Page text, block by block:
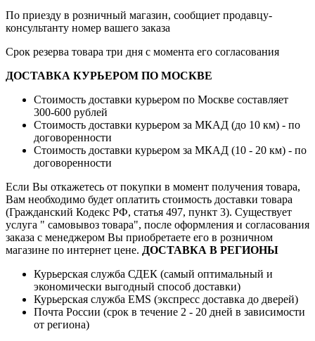
По приезду в розничный магазин, сообщиет продавцу-
консультанту номер вашего заказа
Срок резерва товара три дня с момента его согласования
ДОСТАВКА КУРЬЕРОМ ПО МОСКВЕ
Стоимость доставки курьером по Москве составляет
300-600 рублей
Стоимость доставки курьером за МКАД (до 10 км) - по
договоренности
Стоимость доставки курьером за МКАД (10 - 20 км) - по
договоренности
Если Вы откажетесь от покупки в момент получения товара,
Вам необходимо будет оплатить стоимость доставки товара
(Гражданский Кодекс РФ, статья 497, пункт 3). Существует
услуга " самовывоз товара", после оформления и согласования
заказа с менеджером Вы приобретаете его в розничном
магазине по интернет цене. ДОСТАВКА В РЕГИОНЫ
Курьерская служба СДЕК (самый оптимальный и
экономически выгодный способ доставки)
Курьерская служба EMS (экспресс доставка до дверей)
Почта России (срок в течение 2 - 20 дней в зависимости
от региона)